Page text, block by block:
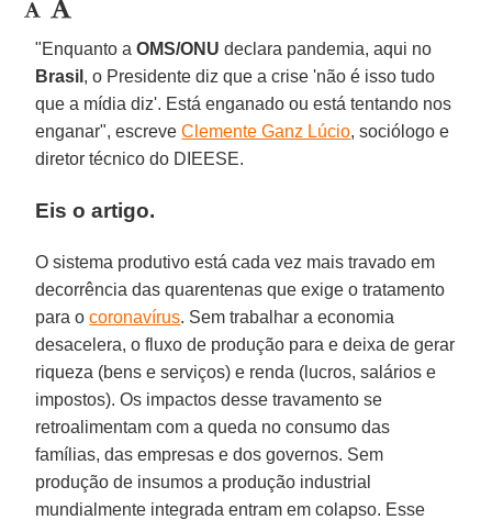
"Enquanto aOMS/ONU declara pandemia, aqui no
Brasil , o Presidente diz que a crise 'não é isso tudo
que a mídia diz'. Está enganado ou está tentando nos
enganar", escreveClemente Ganz Lúcio, sociólogo e
diretor técnico do DIEESE.
Eis o artigo.
O sistema produtivo está cada vez mais travado em
decorrência das quarentenas que exige o tratamento
para ocoronavírus. Sem trabalhar a economia
desacelera, o fluxo de produção para e deixa de gerar
riqueza (bens e serviços) e renda (lucros, salários e
impostos). Os impactos desse travamento se
retroalimentam com a queda no consumo das
famílias, das empresas e dos governos. Sem
produção de insumos a produção industrial
mundialmente integrada entram em colapso. Esse